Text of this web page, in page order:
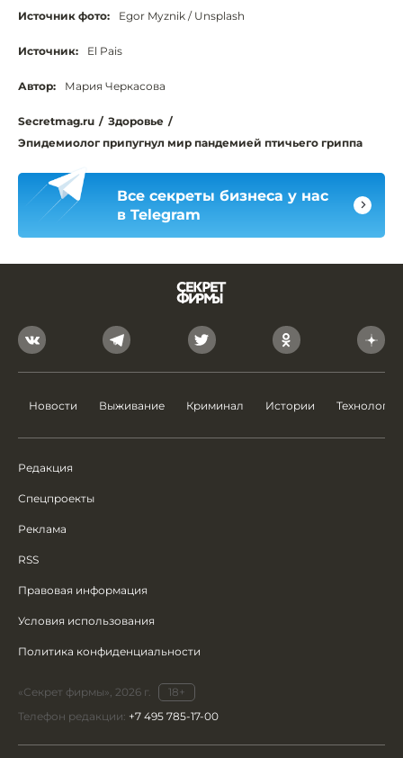
Источник фото: Egor Myznik / Unsplash
Источник: El Pais
Автор: Мария Черкасова
Secretmag.ru / Здоровье /
Эпидемиолог припугнул мир пандемией птичьего гриппа
Все секреты бизнеса у нас
в Telegram
Новости Выживание Криминал Истории Технологии
Редакция
Спецпроекты
Реклама
RSS
Правовая информация
Условия использования
Политика конфиденциальности
«Секрет фирмы», 2026 г.
18+
Телефон редакции: +7 495 785-17-00